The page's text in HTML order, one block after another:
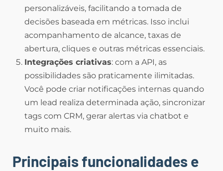
personalizáveis, facilitando a tomada de
decisões baseada em métricas. Isso inclui
acompanhamento de alcance, taxas de
abertura, cliques e outras métricas essenciais.
Integrações criativas: com a API, as
possibilidades são praticamente ilimitadas.
Você pode criar notificações internas quando
um lead realiza determinada ação, sincronizar
tags com CRM, gerar alertas via chatbot e
muito mais.
Principais funcionalidades e